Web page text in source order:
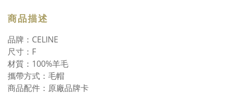
商品描述
品牌：CELINE
尺寸：F
材質：100%羊毛
攜帶方式：毛帽
商品配件：原廠品牌卡